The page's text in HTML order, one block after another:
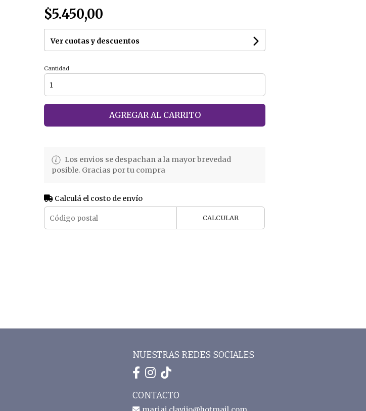
$5.450,00
Ver cuotas y descuentos
Cantidad
AGREGAR AL CARRITO
Los envios se despachan a la mayor brevedad
posible. Gracias por tu compra
Calculá el costo de envío
CALCULAR
NUESTRAS REDES SOCIALES
CONTACTO